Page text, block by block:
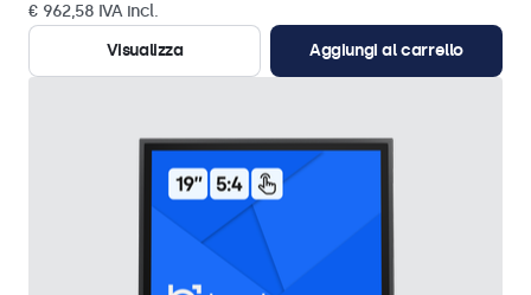
€ 962,58 IVA incl.
Visualizza
Aggiungi al carrello